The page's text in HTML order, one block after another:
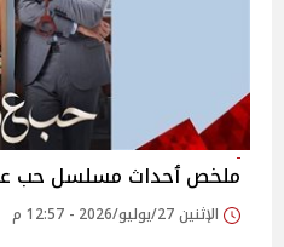
ملخص ٲحداث مسلسل حب
الإثنين 27/يوليو/2026 - 12:57 م